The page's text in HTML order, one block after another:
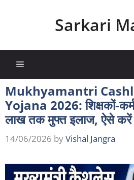
Sarkari
Menu
Mukhyamantri
Yojana 2026: शिक्षकों-
लाख तक मुफ्त इलाज, ऐसे
14/06/2026 byVishal Jangra